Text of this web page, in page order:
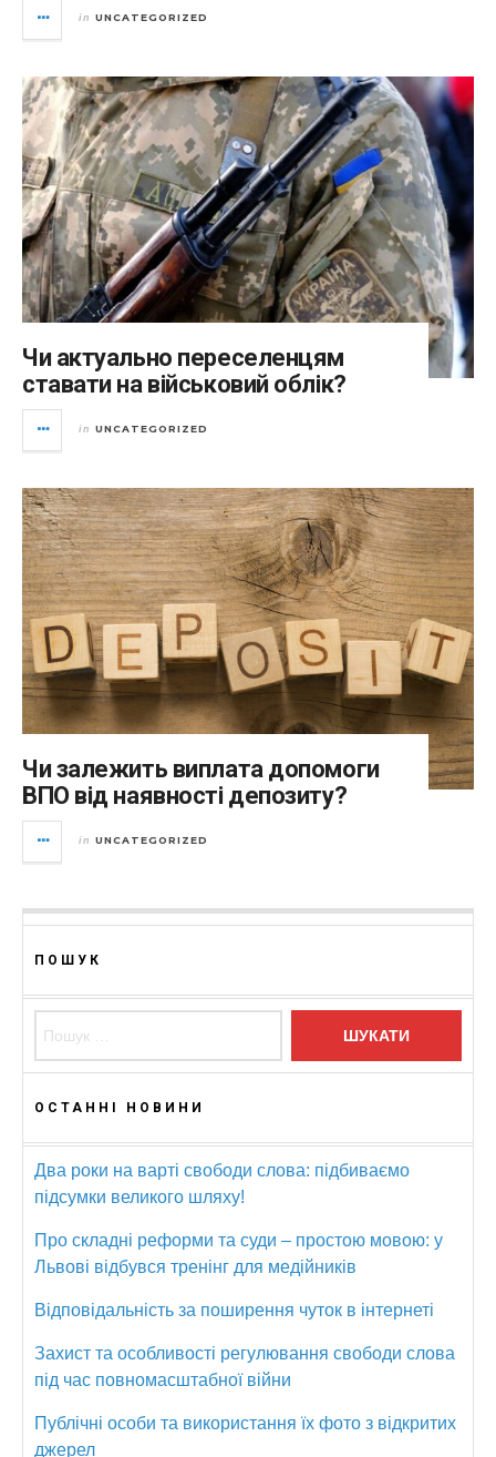
in UNCATEGORIZED
Чи актуально переселенцям
ставати на військовий облік?
in UNCATEGORIZED
Чи залежить виплата допомоги
ВПО від наявності депозиту?
in UNCATEGORIZED
ПОШУК
ОСТАННІ НОВИНИ
Два роки на варті свободи слова: підбиваємо
підсумки великого шляху!
Про складні реформи та суди – простою мовою: у
Львові відбувся тренінг для медійників
Відповідальність за поширення чуток в інтернеті
Захист та особливості регулювання свободи слова
під час повномасштабної війни
Публічні особи та використання їх фото з відкритих
джерел